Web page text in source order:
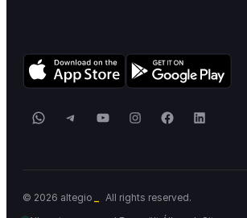
WhatsApp
TelegramYouTubeInstagram
FacebookLinkedIn
© 2026 altegio
All rights reserved.